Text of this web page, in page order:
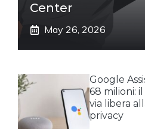
Center
May 26, 2026
Google
68 milioni:
via libera
privacy